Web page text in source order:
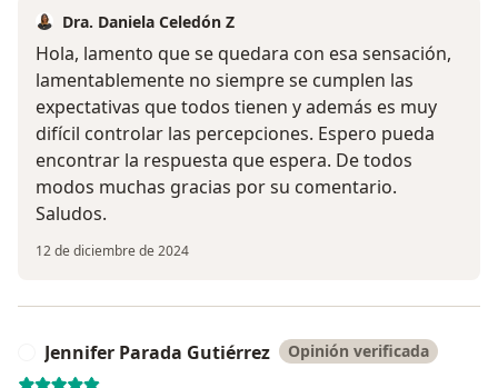
Dra. Daniela Celedón Z
Hola, lamento que se quedara con esa sensación,
lamentablemente no siempre se cumplen las
expectativas que todos tienen y además es muy
difícil controlar las percepciones. Espero pueda
encontrar la respuesta que espera. De todos
modos muchas gracias por su comentario.
Saludos.
12 de diciembre de 2024
Jennifer Parada Gutiérrez Opinión verificada